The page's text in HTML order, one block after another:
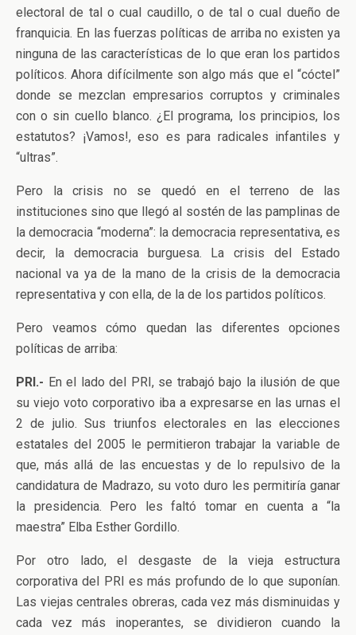
electoral de tal o cual caudillo, o de tal o cual dueño de
franquicia. En las fuerzas políticas de arriba no existen ya
ninguna de las características de lo que eran los partidos
políticos. Ahora difícilmente son algo más que el “cóctel”
donde se mezclan empresarios corruptos y criminales
con o sin cuello blanco. ¿El programa, los principios, los
estatutos? ¡Vamos!, eso es para radicales infantiles y
“ultras”.
Pero la crisis no se quedó en el terreno de las
instituciones sino que llegó al sostén de las pamplinas de
la democracia “moderna”: la democracia representativa, es
decir, la democracia burguesa. La crisis del Estado
nacional va ya de la mano de la crisis de la democracia
representativa y con ella, de la de los partidos políticos.
Pero veamos cómo quedan las diferentes opciones
políticas de arriba:
PRI.- En el lado del PRI, se trabajó bajo la ilusión de que
su viejo voto corporativo iba a expresarse en las urnas el
2 de julio. Sus triunfos electorales en las elecciones
estatales del 2005 le permitieron trabajar la variable de
que, más allá de las encuestas y de lo repulsivo de la
candidatura de Madrazo, su voto duro les permitiría ganar
la presidencia. Pero les faltó tomar en cuenta a “la
maestra” Elba Esther Gordillo.
Por otro lado, el desgaste de la vieja estructura
corporativa del PRI es más profundo de lo que suponían.
Las viejas centrales obreras, cada vez más disminuidas y
cada vez más inoperantes, se dividieron cuando la